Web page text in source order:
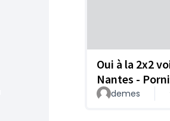
Oui à la 2x2
Nantes -
demes